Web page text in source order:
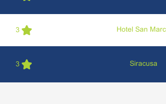
3 Hotel San
3 Siracusa